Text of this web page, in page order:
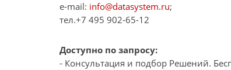
e-mail: info@datasystem.ru;
тел.+7 495 902-65-12
Доступно по запросу:
- Консультация и подбор Решений.